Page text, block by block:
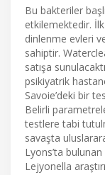
Bu bakteriler
etkilemektedir.
dinlenme evleri
sahiptir.
satışa
psikiyatrik
Savoie’deki bir
Belirli
testlere tabi
savaşta
Lyons’ta
Lejyonella